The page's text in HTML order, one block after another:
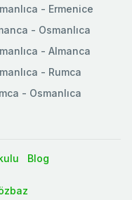
- Ermenice
- Osmanlıca
- Almanca
- Rumca
- Osmanlıca
Blog